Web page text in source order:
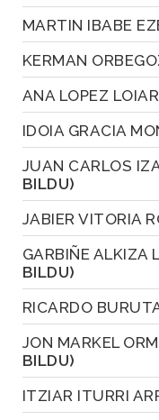
MARTIN IBABE
KERMAN
ANA LOPEZ
IDOIA GRACIA
JUAN CARLOS
BILDU)
JABIER VITORIA
GARBIÑE ALKIZA
BILDU)
RICARDO
JON MARKEL
BILDU)
ITZIAR ITURRI